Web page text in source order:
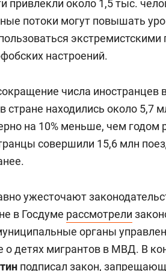
привлекли около 1,5 тыс.
потоки могут повышать
экстремистскими
настроений.
числа иностранцев
находились около 5,7
на 10% меньше, чем годом
совершили 15,6 млн
ужесточают
в Госдуме рассмотрели
органы
о детях мигрантов в МВД. В
подписал закон,